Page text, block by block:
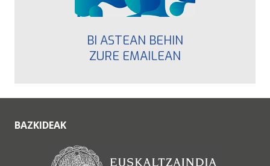
BI ASTEAN BEHIN
ZURE EMAILEAN
BAZKIDEAK